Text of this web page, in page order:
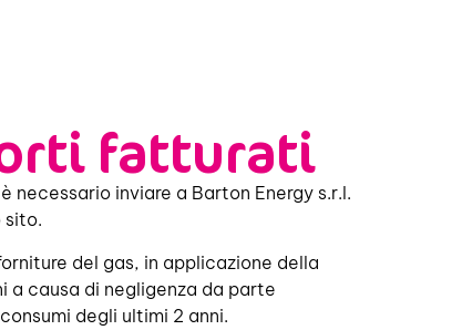
fatturati
inviare a Barton Energy s.r.l.
sito.
del gas, in applicazione della
a causa di negligenza da parte
degli ultimi 2 anni.